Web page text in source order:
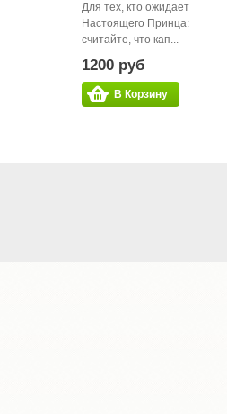
Для тех, кто ожидает
Настоящего Принца:
считайте, что кап...
1200 руб
В Корзину